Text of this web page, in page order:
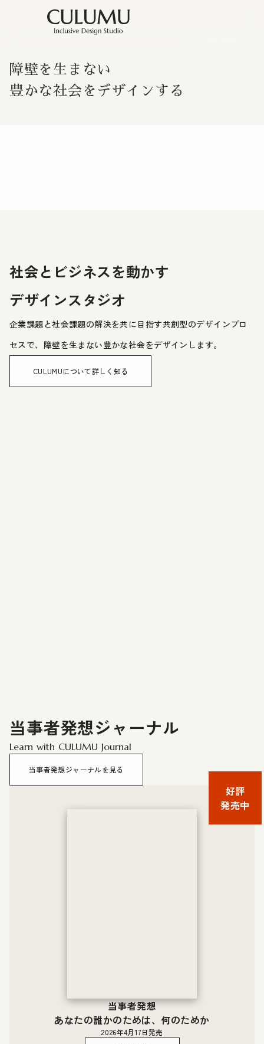
障壁を生まない
豊かな社会をデザインする
社会とビジネスを動かす
デザインスタジオ
企業課題と社会課題の解決を共に目指す共創型のデザインプロ
セスで、障壁を生まない豊かな社会をデザインします。
CULUMUについて詳しく知る
当事者発想ジャーナル
Learn with CULUMU Journal
当事者発想ジャーナルを見る
当事者発想
あなたの誰かのためは、何のためか
2026年4月17日発売
好評
発売中